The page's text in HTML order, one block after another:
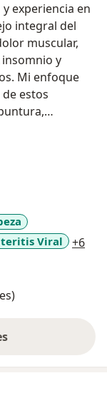
experiencia en
integral del
muscular,
y
Mi enfoque
estos
para
Sanitario
combinar el
profunda
Esto
en casos
de ejercer la
consciente,
Viral +6